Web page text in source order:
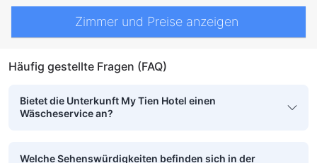
Zimmer und Preise anzeigen
Häufig gestellte Fragen (FAQ)
Bietet die Unterkunft My Tien Hotel einen
Wäscheservice an?
Welche Sehenswürdigkeiten befinden sich in der